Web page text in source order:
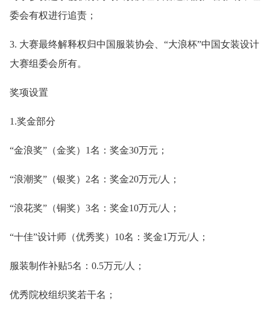
委会有权进行追责；
3. 大赛最终解释权归中国服装协会、“大浪杯”中国女装设计
大赛组委会所有。
奖项设置
1.奖金部分
“金浪奖”（金奖）1名：奖金30万元；
“浪潮奖”（银奖）2名：奖金20万元/人；
“浪花奖”（铜奖）3名：奖金10万元/人；
“十佳”设计师（优秀奖）10名：奖金1万元/人；
服装制作补贴5名：0.5万元/人；
优秀院校组织奖若干名；